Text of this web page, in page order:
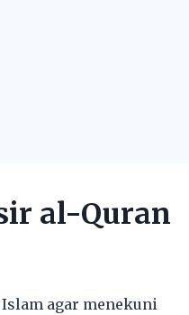
al-Quran
agar menekuni